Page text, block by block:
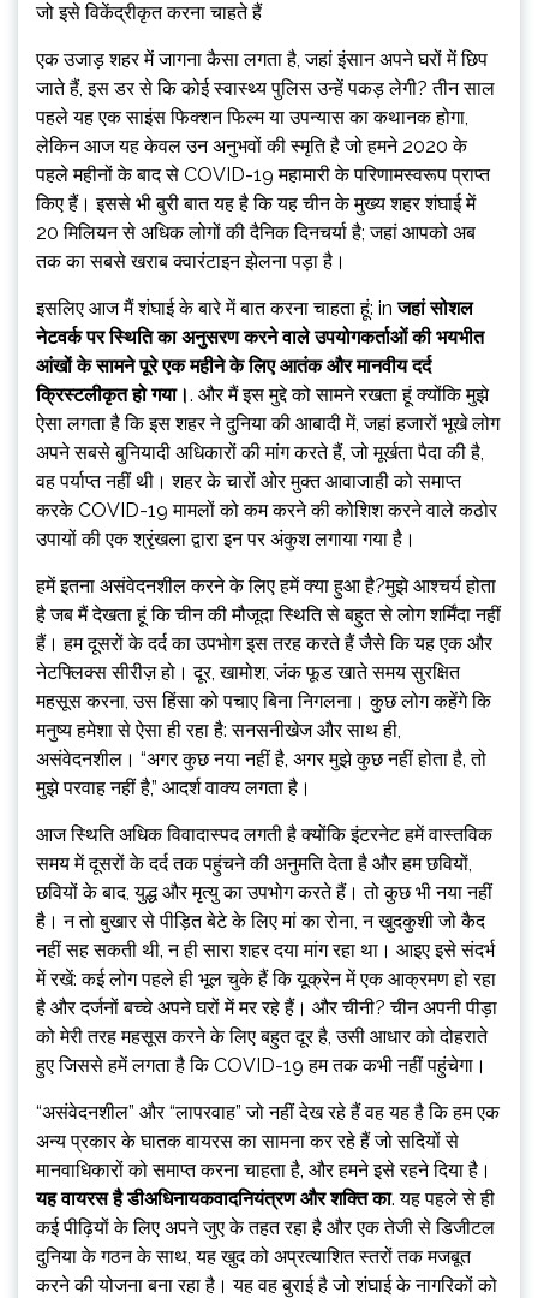
जो इसे विकेंद्रीकृत करना चाहते हैं
एक उजाड़ शहर में जागना कैसा लगता है, जहां इंसान अपने घरों में छिप
जाते हैं, इस डर से कि कोई स्वास्थ्य पुलिस उन्हें पकड़ लेगी? तीन साल
पहले यह एक साइंस फिक्शन फिल्म या उपन्यास का कथानक होगा,
लेकिन आज यह केवल उन अनुभवों की स्मृति है जो हमने 2020 के
पहले महीनों के बाद से COVID-19 महामारी के परिणामस्वरूप प्राप्त
किए हैं। इससे भी बुरी बात यह है कि यह चीन के मुख्य शहर शंघाई में
20 मिलियन से अधिक लोगों की दैनिक दिनचर्या है; जहां आपको अब
तक का सबसे खराब क्वारंटाइन झेलना पड़ा है।
इसलिए आज मैं शंघाई के बारे में बात करना चाहता हूं: inजहां सोशल
नेटवर्क पर स्थिति का अनुसरण करने वाले उपयोगकर्ताओं की भयभीत
आंखों के सामने पूरे एक महीने के लिए आतंक और मानवीय दर्द
क्रिस्टलीकृत हो गया।. और मैं इस मुद्दे को सामने रखता हूं क्योंकि मुझे
ऐसा लगता है कि इस शहर ने दुनिया की आबादी में, जहां हजारों भूखे लोग
अपने सबसे बुनियादी अधिकारों की मांग करते हैं, जो मूर्खता पैदा की है,
वह पर्याप्त नहीं थी। शहर के चारों ओर मुक्त आवाजाही को समाप्त
करके COVID-19 मामलों को कम करने की कोशिश करने वाले कठोर
उपायों की एक श्रृंखला द्वारा इन पर अंकुश लगाया गया है।
हमें इतना असंवेदनशील करने के लिए हमें क्या हुआ है?मुझे आश्चर्य होता
है जब मैं देखता हूं कि चीन की मौजूदा स्थिति से बहुत से लोग शर्मिंदा नहीं
हैं। हम दूसरों के दर्द का उपभोग इस तरह करते हैं जैसे कि यह एक और
नेटफ्लिक्स सीरीज़ हो। दूर, खामोश, जंक फूड खाते समय सुरक्षित
महसूस करना, उस हिंसा को पचाए बिना निगलना। कुछ लोग कहेंगे कि
मनुष्य हमेशा से ऐसा ही रहा है: सनसनीखेज और साथ ही,
असंवेदनशील। “अगर कुछ नया नहीं है, अगर मुझे कुछ नहीं होता है, तो
मुझे परवाह नहीं है,” आदर्श वाक्य लगता है।
आज स्थिति अधिक विवादास्पद लगती है क्योंकि इंटरनेट हमें वास्तविक
समय में दूसरों के दर्द तक पहुंचने की अनुमति देता है और हम छवियों,
छवियों के बाद, युद्ध और मृत्यु का उपभोग करते हैं। तो कुछ भी नया नहीं
है। न तो बुखार से पीड़ित बेटे के लिए मां का रोना, न खुदकुशी जो कैद
नहीं सह सकती थी, न ही सारा शहर दया मांग रहा था। आइए इसे संदर्भ
में रखें: कई लोग पहले ही भूल चुके हैं कि यूक्रेन में एक आक्रमण हो रहा
है और दर्जनों बच्चे अपने घरों में मर रहे हैं। और चीनी? चीन अपनी पीड़ा
को मेरी तरह महसूस करने के लिए बहुत दूर है, उसी आधार को दोहराते
हुए जिससे हमें लगता है कि COVID-19 हम तक कभी नहीं पहुंचेगा।
“असंवेदनशील” और “लापरवाह” जो नहीं देख रहे हैं वह यह है कि हम एक
अन्य प्रकार के घातक वायरस का सामना कर रहे हैं जो सदियों से
मानवाधिकारों को समाप्त करना चाहता है, और हमने इसे रहने दिया है।
यह वायरस है डीअधिनायकवादनियंत्रण और शक्ति का. यह पहले से ही
कई पीढ़ियों के लिए अपने जुए के तहत रहा है और एक तेजी से डिजीटल
दुनिया के गठन के साथ, यह खुद को अप्रत्याशित स्तरों तक मजबूत
करने की योजना बना रहा है। यह वह बुराई है जो शंघाई के नागरिकों को